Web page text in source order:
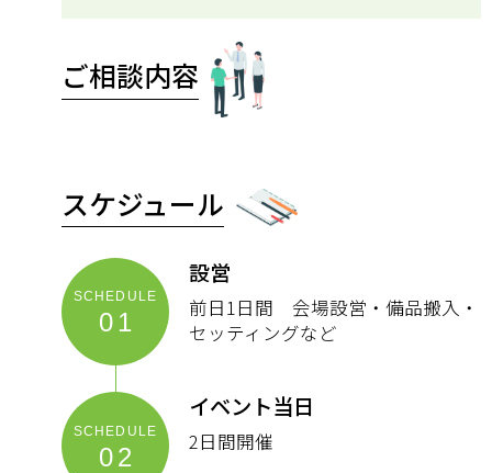
ご相談内容
スケジュール
01
設営
前日1日間 会場設営・備品搬入・
セッティングなど
02
イベント当日
2日間開催